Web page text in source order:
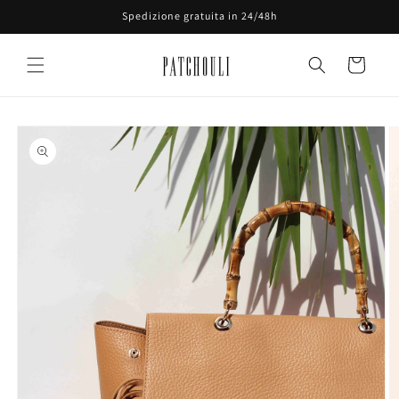
ai contenuti
Spedizione gratuita in 24/48h
Carrello
Passa alle
informazioni
sul prodotto